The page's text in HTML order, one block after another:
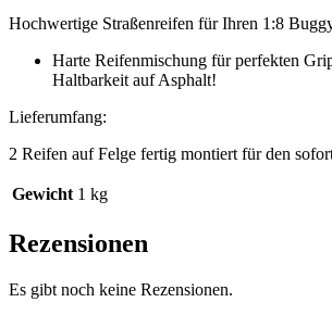
Hochwertige Straßenreifen für Ihren 1:8
Harte Reifenmischung für perfekten
Haltbarkeit auf Asphalt!
Lieferumfang:
2 Reifen auf Felge fertig montiert für den
Gewicht 1 kg
Rezensionen
Es gibt noch keine Rezensionen.